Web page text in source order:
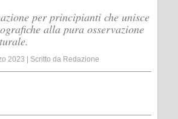
per principianti che unisce
alla pura osservazione
2023 Scritto da Redazione